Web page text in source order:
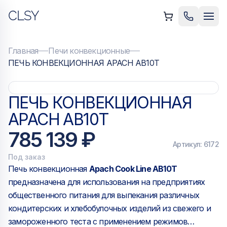
CLSY Позвонить
меню
Главная
Печи конвекционные
ПЕЧЬ КОНВЕКЦИОННАЯ APACH AB10T
ПЕЧЬ КОНВЕКЦИОННАЯ
APACH AB10T
785 139 ₽ Артикул: 6172
Под заказ
Печь конвекционная Apach Cook Line AB10T
предназначена для использования на предприятиях
общественного питания для выпекания различных
кондитерских и хлебобулочных изделий из свежего и
замороженного теста с применением режимов